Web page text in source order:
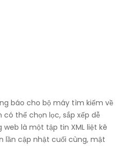
báo cho bộ máy tìm kiếm về
thể chọn lọc, sắp xếp dễ
là một tập tin XML liệt kê
lần cập nhật cuối cùng, mật